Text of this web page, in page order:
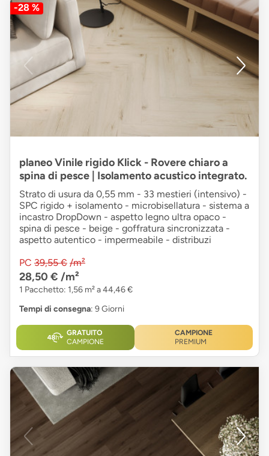
-28 %
planeo Vinile rigido Klick - Rovere chiaro a
spina di pesce | Isolamento acustico integrato.
Strato di usura da 0,55 mm - 33 mestieri (intensivo) -
SPC rigido + isolamento - microbisellatura - sistema a
incastro DropDown - aspetto legno ultra opaco -
spina di pesce - beige - goffratura sincronizzata -
aspetto autentico - impermeabile - distribuzi
PC 39,55 € /m²
28,50 € /m²
1 Pacchetto: 1,56 m² a 44,46 €
Tempi di consegna: 9 Giorni
GRATUITO
CAMPIONE
CAMPIONE
PREMIUM